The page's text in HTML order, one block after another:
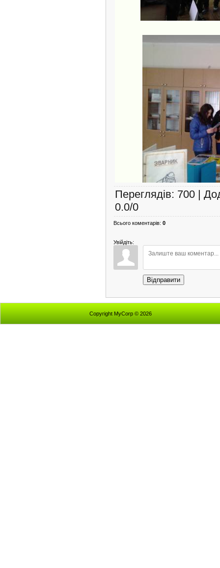
Переглядів: 700 |
0.0/0
Всього коментарів: 0
Увійдіть:
Відправити
Copyright MyCorp © 2026